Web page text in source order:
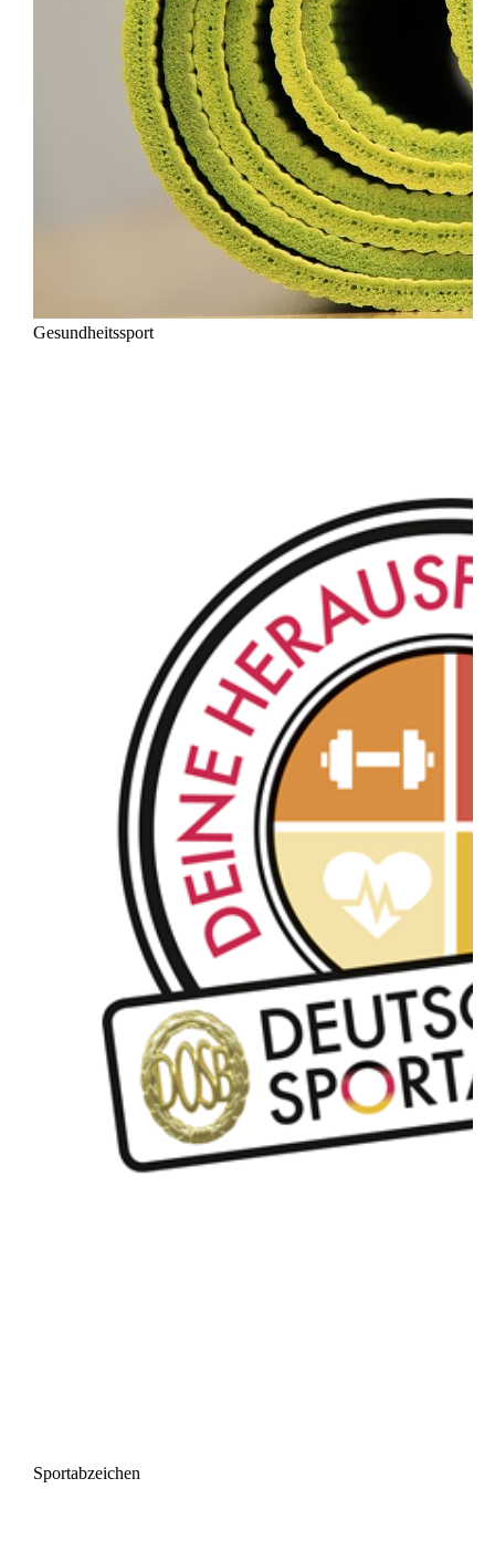
Gesundheitssport
Sportabzeichen